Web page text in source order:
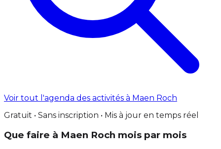
Voir tout l'agenda des activités à Maen Roch
Gratuit • Sans inscription • Mis à jour en temps réel
Que faire à Maen Roch mois par mois